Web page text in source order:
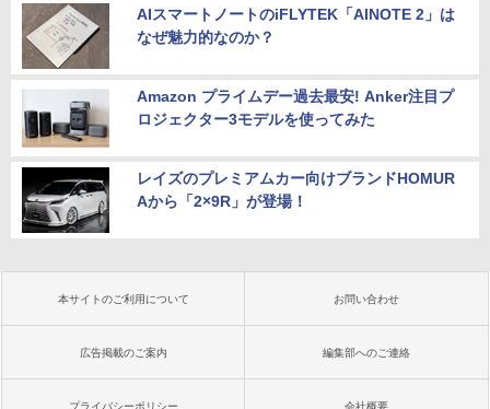
AIスマートノートのiFLYTEK「AINOTE 2」は
なぜ魅力的なのか？
Amazon プライムデー過去最安! Anker注目プ
ロジェクター3モデルを使ってみた
レイズのプレミアムカー向けブランドHOMUR
Aから「2×9R」が登場！
本サイトのご利用について お問い合わせ
広告掲載のご案内 編集部へのご連絡
プライバシーポリシー 会社概要